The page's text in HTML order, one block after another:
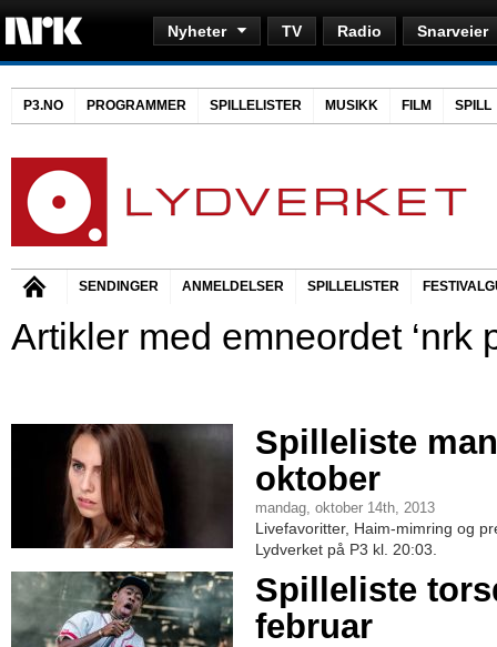
Nyheter TV Radio Snarveier
P3.NO PROGRAMMER SPILLELISTER MUSIKK FILM SPILL
SENDINGER ANMELDELSER SPILLELISTER
Artikler med emneordet ‘nrk
Spilleliste
oktober
mandag, oktober 14th, 2013
Livefavoritter, Haim-mimring og
Lydverket på P3 kl. 20:03.
Spilleliste
februar